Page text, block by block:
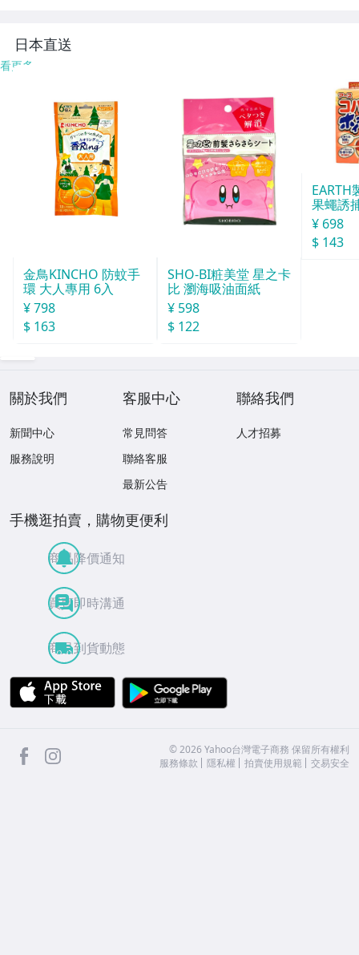
日本直送
看更多
金鳥KINCHO 防蚊手
環 大人專用 6入
¥ 798
$ 163
SHO-BI粧美堂 星之卡
比 瀏海吸油面紙
¥ 598
$ 122
EARTH
果蠅誘
¥ 698
$ 143
關於我們
新聞中心
服務說明
客服中心
常見問答
聯絡客服
最新公告
聯絡我們
人才招募
手機逛拍賣，購物更便利
商品降價通知
買賣即時溝通
商品到貨動態
APP Store
facebook ©2026 Yahoo台灣電子商務 保留所有權利
服務條款
隱私權 拍賣使用規範 交易安全